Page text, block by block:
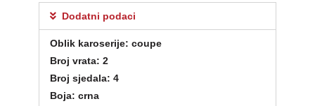
Dodatni podaci
Oblik karoserije: coupe
Broj vrata: 2
Broj sjedala: 4
Boja: crna